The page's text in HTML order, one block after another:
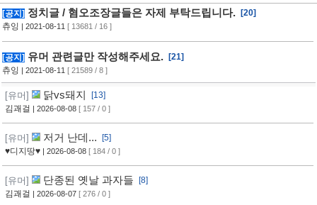
[공지] 정치글 / 혐오조장글들은 자제 부탁드립니다.
[20]
츄잉 | 2021-08-11 [ 13681 / 16 ]
[공지] 유머 관련글만 작성해주세요.
[21]
츄잉 | 2021-08-11 [ 21589 / 8 ]
[유머] 닭vs돼지
[13]
김괘걸 | 2026-08-08 [ 157 / 0 ]
[유머] 저거 난데...
[5]
♥디지땅♥ | 2026-08-08 [ 184 / 0 ]
[유머] 단종된 옛날 과자들
[8]
김괘걸 | 2026-08-07 [ 276 / 0 ]